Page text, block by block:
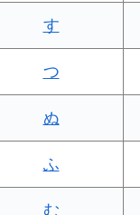
す
つ
ぬ
ふ
む